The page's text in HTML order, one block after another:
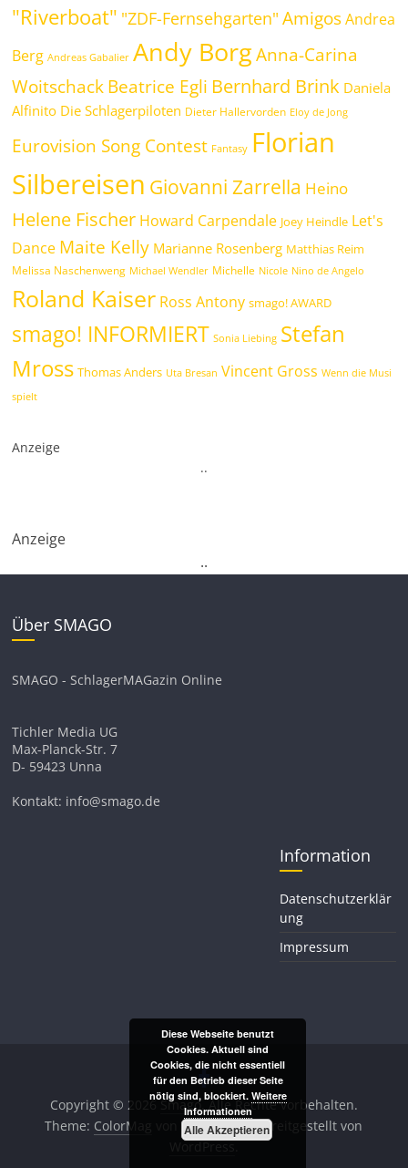
"Riverboat" "ZDF-Fernsehgarten" Amigos Andrea
Berg Andreas Gabalier Andy Borg Anna-Carina
WoitschackBeatrice Egli Bernhard Brink Daniela
Alfinito Die Schlagerpiloten Dieter Hallervorden Eloy de Jong
Eurovision Song Contest Fantasy Florian
Silbereisen Giovanni Zarrella Heino
Helene Fischer Howard Carpendale Joey Heindle Let's
Dance Maite Kelly Marianne Rosenberg Matthias Reim
Melissa Naschenweng Michael Wendler Michelle Nicole Nino de Angelo
Roland Kaiser Ross Antony smago! AWARD
smago! INFORMIERT Sonia Liebing Stefan
Mross Thomas Anders Uta Bresan Vincent Gross Wenn die Musi
spielt
Anzeige
..
Anzeige
..
Über SMAGO
SMAGO - SchlagerMAGazin Online
Tichler Media UG
Max-Planck-Str. 7
D- 59423 Unna
Kontakt: info@smago.de
Information
Datenschutzerklär
ung
Impressum
Copyright © 2026Smago. Alle Rechte vorbehalten.
Theme: ColorMag
von ThemeGrill. Bereitgestellt von
WordPress.
Diese Webseite benutzt
Cookies. Aktuell sind
Cookies, die nicht essentiell
für den Betrieb dieser Seite
nötig sind, blockiert. Weitere
Informationen
Alle Akzeptieren